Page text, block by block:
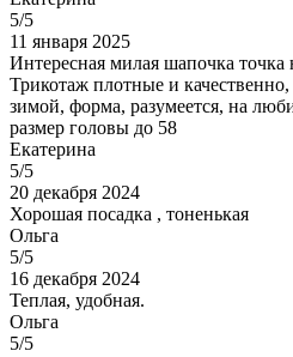
5/5
11 января 2025
Интересная милая шапочка
Трикотаж плотные и
зимой, форма, разумеется, на
размер головы до 58
Екатерина
5/5
20 декабря 2024
Хорошая посадка , тоненькая
Ольга
5/5
16 декабря 2024
Теплая, удобная.
Ольга
5/5